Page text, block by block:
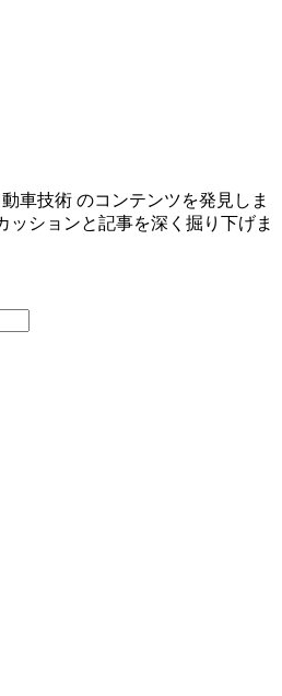
車技術 のコンテンツを発見しま
ッションと記事を深く掘り下げま